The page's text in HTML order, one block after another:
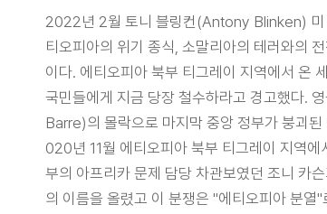
2022년 2월 토니 블링컨(Antony Blinken) 미
티오피아의 위기 종식, 소말리아의 테러와의
이다. 에티오피아 북부 티그레이 지역에서 온
국민들에게 지금 당장 철수하라고 경고했다.
Barre)의 몰락으로 마지막 중앙 정부가 붕괴
020년 11월 에티오피아 북부 티그레이 지역
부의 아프리카 문제 담당 차관보였던 조니
의 이름을 올렸고 이 분쟁은 "에티오피아 분열